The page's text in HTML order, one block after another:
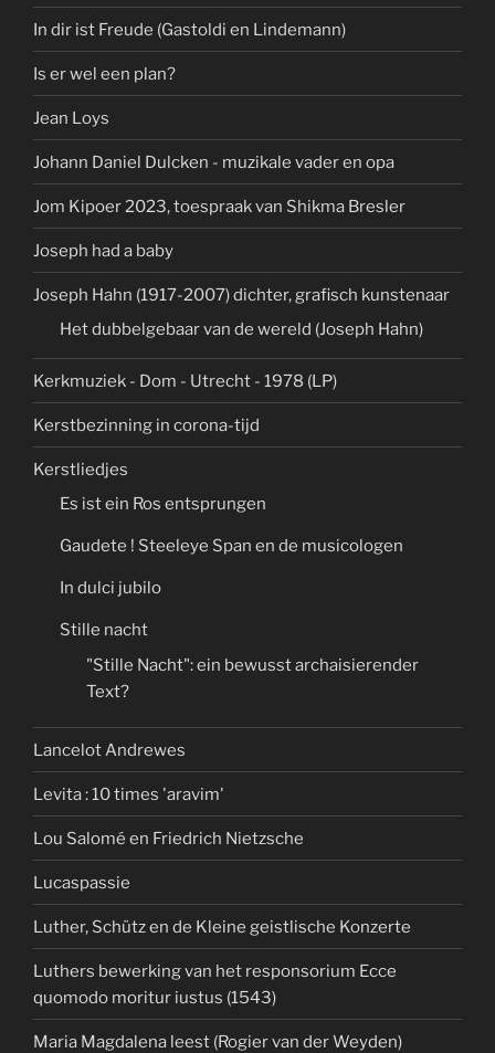
In dir ist Freude (Gastoldi en Lindemann)
Is er wel een plan?
Jean Loys
Johann Daniel Dulcken - muzikale vader en opa
Jom Kipoer 2023, toespraak van Shikma Bresler
Joseph had a baby
Joseph Hahn (1917-2007) dichter, grafisch kunstenaar
Het dubbelgebaar van de wereld (Joseph Hahn)
Kerkmuziek - Dom - Utrecht - 1978 (LP)
Kerstbezinning in corona-tijd
Kerstliedjes
Es ist ein Ros entsprungen
Gaudete ! Steeleye Span en de musicologen
In dulci jubilo
Stille nacht
"Stille Nacht": ein bewusst archaisierender
Text?
Lancelot Andrewes
Levita : 10 times 'aravim'
Lou Salomé en Friedrich Nietzsche
Lucaspassie
Luther, Schütz en de Kleine geistlische Konzerte
Luthers bewerking van het responsorium Ecce
quomodo moritur iustus (1543)
Maria Magdalena leest (Rogier van der Weyden)